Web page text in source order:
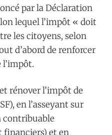
par la Déclaration
lequel l’impôt « doit
les citoyens, selon
d’abord de renforcer
l’impôt.
rénover l’impôt de
en l’asseyant sur
contribuable
et en